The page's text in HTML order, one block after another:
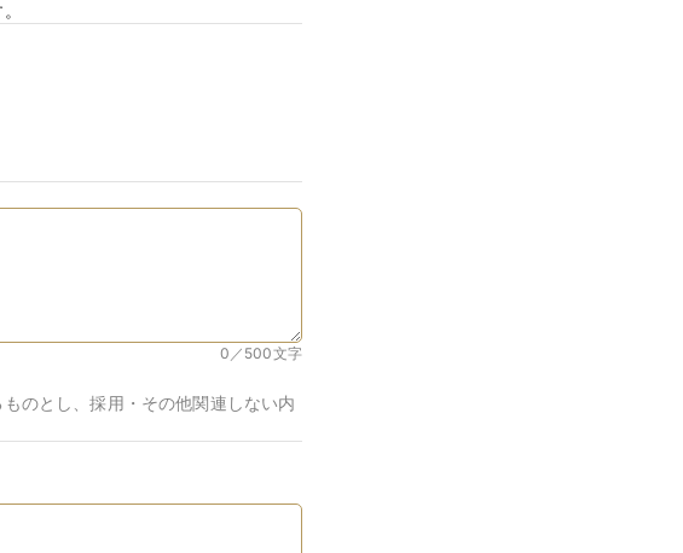
0／500文字
のとし、採用・その他関連しない内